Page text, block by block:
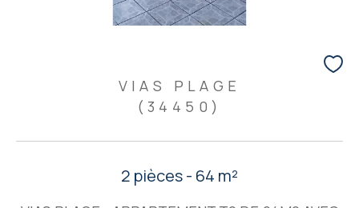
VIAS PLAGE
(34450)
2 pièces - 64 m²